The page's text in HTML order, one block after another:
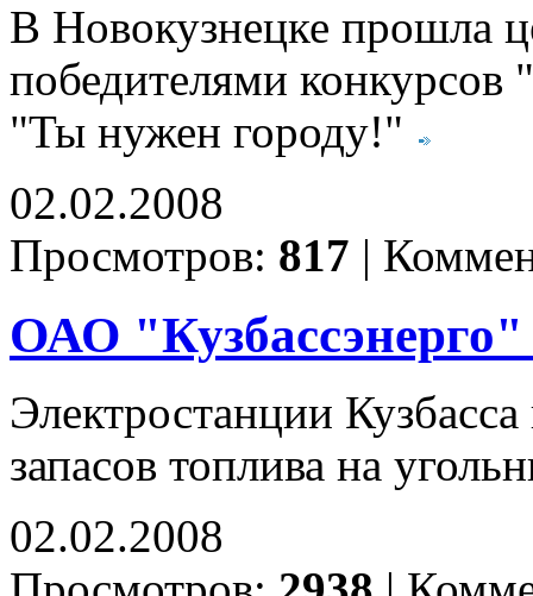
В Новокузнецке прошла
победителями конкурсов
"Ты нужен городу!"
02.02.2008
Просмотров: 817 |
ОАО "Кузбассэнерго"
Электростанции
запасов топлива на
02.02.2008